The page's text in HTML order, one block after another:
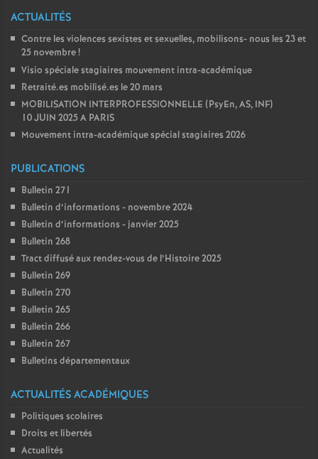
s
E
n
s
e
ACTUALITÉS
Contre les violences sexistes et sexuelles, mobilisons- nous les 23 et
25 novembre!
Visio spéciale stagiaires mouvement intra-académique
Retraité.es mobilisé.es le 20 mars
MOBILISATION INTERPROFESSIONNELLE (PsyEn, AS, INF)
10 JUIN 2025 A PARIS
Mouvement intra-académique spécial stagiaires 2026
PUBLICATIONS
Bulletin 271
Bulletin d’informations - novembre 2024
Bulletin d’informations - janvier 2025
Bulletin 268
Tract diffusé aux rendez-vous de l’Histoire 2025
Bulletin 269
Bulletin 270
Bulletin 265
Bulletin 266
Bulletin 267
Bulletins départementaux
ACTUALITÉS ACADÉMIQUES
Politiques scolaires
Droits et libertés
Actualités